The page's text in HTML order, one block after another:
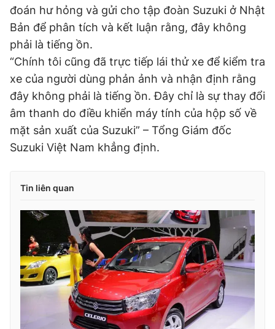
đoán hư hỏng và gửi cho tập đoàn Suzuki ở Nhật
Bản để phân tích và kết luận rằng, đây không
phải là tiếng ồn.
“Chính tôi cũng đã trực tiếp lái thử xe để kiểm tra
xe của người dùng phản ảnh và nhận định rằng
đây không phải là tiếng ồn. Đây chỉ là sự thay đổi
âm thanh do điều khiển máy tính của hộp số về
mặt sản xuất của Suzuki” – Tổng Giám đốc
Suzuki Việt Nam khẳng định.
Tin liên quan